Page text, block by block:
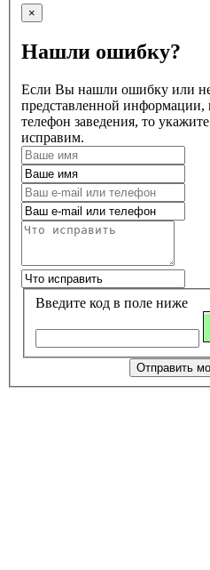
×
Нашли ошибку?
Если Вы нашли ошибку или
представленной информации,
телефон заведения, то
исправим.
Введите код в поле ниже
Отправить